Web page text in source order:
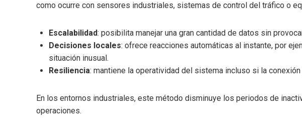
como ocurre con sensores industriales, sistemas de control del tráfico o
Escalabilidad: posibilita manejar una gran cantidad de datos sin
Decisiones locales: ofrece reacciones automáticas al instante, por
situación inusual.
Resiliencia: mantiene la operatividad del sistema incluso si la
En los entornos industriales, este método disminuye los periodos de
operaciones.